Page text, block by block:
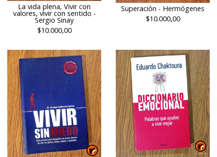
La vida plena, Vivir con
valores, vivir con sentido -
Sergio Sinay
$10.000,00
Superación - Hermógenes
$10.000,00